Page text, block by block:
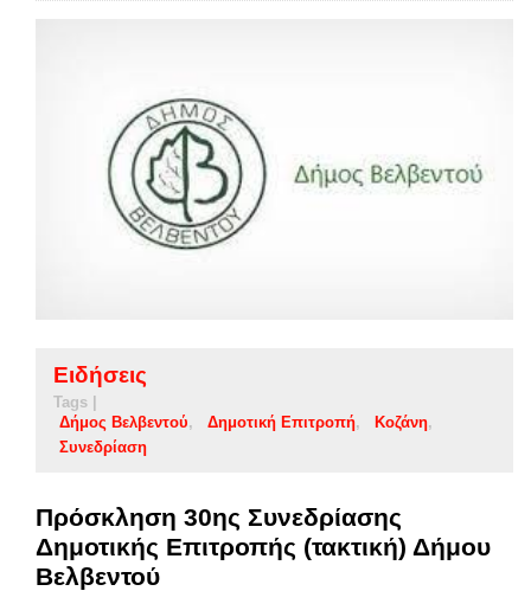
Ειδήσεις
Tags |
Δήμος Βελβεντού
Δημοτική Επιτροπή
Κοζάνη
Συνεδρίαση
Πρόσκληση 30ης Συνεδρίασης
Δημοτικής Επιτροπής (τακτική) Δήμου
Βελβεντού